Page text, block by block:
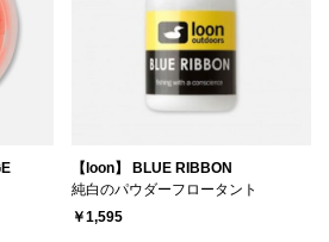
【loon】 BLUE RIBBON
純白のパウダーフロータント
￥1,595